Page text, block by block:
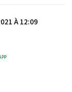
À 12:09